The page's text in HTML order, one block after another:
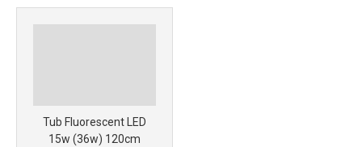
Tub Fluorescent LED
15w (36w) 120cm